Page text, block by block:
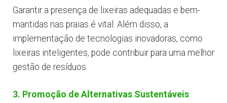
Garantir a presença de lixeiras adequadas e bem-
mantidas nas praias é vital. Além disso, a
implementação de tecnologias inovadoras, como
lixeiras inteligentes, pode contribuir para uma melhor
gestão de resíduos.
3. Promoção de Alternativas Sustentáveis